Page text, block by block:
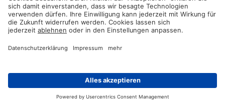
Mitglied im BRS
Partner der RUW
Partner der Qnetics
Datenschutz
Widerrufsrecht
AGB
Batterieentsorgung